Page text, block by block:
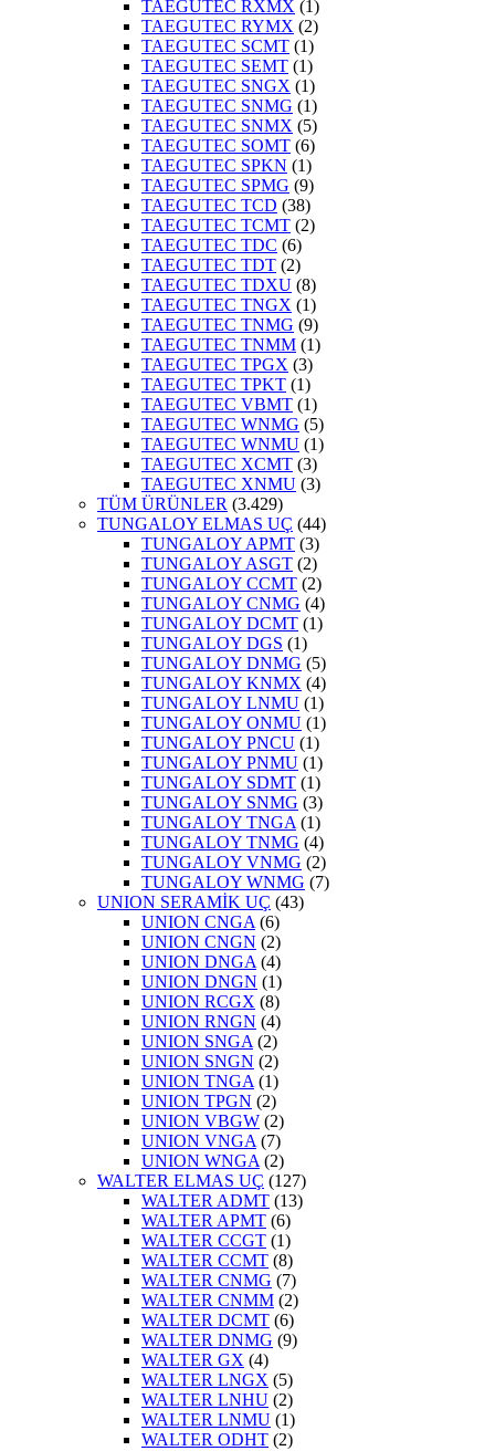
TAEGUTEC RXMX (1)
TAEGUTEC RYMX (2)
TAEGUTEC SCMT (1)
TAEGUTEC SEMT (1)
TAEGUTEC SNGX (1)
TAEGUTEC SNMG (1)
TAEGUTEC SNMX (5)
TAEGUTEC SOMT (6)
TAEGUTEC SPKN (1)
TAEGUTEC SPMG (9)
TAEGUTEC TCD (38)
TAEGUTEC TCMT (2)
TAEGUTEC TDC (6)
TAEGUTEC TDT (2)
TAEGUTEC TDXU (8)
TAEGUTEC TNGX (1)
TAEGUTEC TNMG (9)
TAEGUTEC TNMM (1)
TAEGUTEC TPGX (3)
TAEGUTEC TPKT (1)
TAEGUTEC VBMT (1)
TAEGUTEC WNMG (5)
TAEGUTEC WNMU (1)
TAEGUTEC XCMT (3)
TAEGUTEC XNMU (3)
TÜM ÜRÜNLER (3.429)
TUNGALOY ELMAS UÇ (44)
TUNGALOY APMT (3)
TUNGALOY ASGT (2)
TUNGALOY CCMT (2)
TUNGALOY CNMG (4)
TUNGALOY DCMT (1)
TUNGALOY DGS (1)
TUNGALOY DNMG (5)
TUNGALOY KNMX (4)
TUNGALOY LNMU (1)
TUNGALOY ONMU (1)
TUNGALOY PNCU (1)
TUNGALOY PNMU (1)
TUNGALOY SDMT (1)
TUNGALOY SNMG (3)
TUNGALOY TNGA (1)
TUNGALOY TNMG (4)
TUNGALOY VNMG (2)
TUNGALOY WNMG (7)
UNION SERAMİK UÇ (43)
UNION CNGA (6)
UNION CNGN (2)
UNION DNGA (4)
UNION DNGN (1)
UNION RCGX (8)
UNION RNGN (4)
UNION SNGA (2)
UNION SNGN (2)
UNION TNGA (1)
UNION TPGN (2)
UNION VBGW (2)
UNION VNGA (7)
UNION WNGA (2)
WALTER ELMAS UÇ (127)
WALTER ADMT (13)
WALTER APMT (6)
WALTER CCGT (1)
WALTER CCMT (8)
WALTER CNMG (7)
WALTER CNMM (2)
WALTER DCMT (6)
WALTER DNMG (9)
WALTER GX (4)
WALTER LNGX (5)
WALTER LNHU (2)
WALTER LNMU (1)
WALTER ODHT (2)